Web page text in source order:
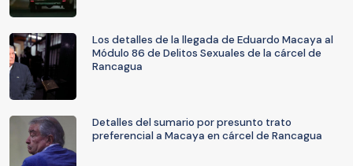
Los detalles de la llegada de Eduardo Macaya al
Módulo 86 de Delitos Sexuales de la cárcel de
Rancagua
Detalles del sumario por presunto trato
preferencial a Macaya en cárcel de Rancagua